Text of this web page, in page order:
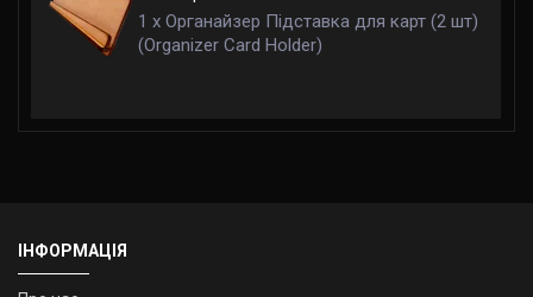
1 x Органайзер Підставка для карт (2 шт)
(Organizer Card Holder)
ІНФОРМАЦІЯ